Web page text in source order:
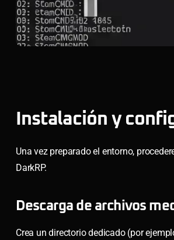
Instalación y
Una vez preparado el entorno,
DarkRP.
Descarga de archivos
Crea un directorio dedicado (por